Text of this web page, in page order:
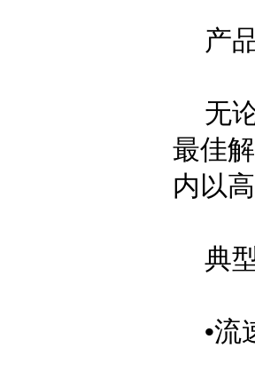
产
无论
最佳
内以
典
•流